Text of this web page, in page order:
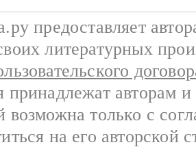
предоставляет
литературных
принадлежат авторам
возможна только с
на его авторской